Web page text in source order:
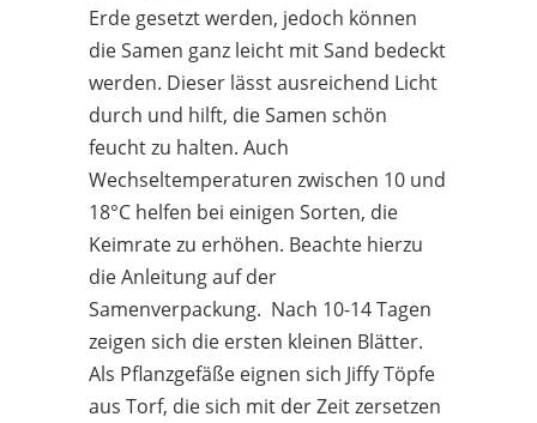
Erde gesetzt werden, jedoch können
die Samen ganz leicht mit Sand bedeckt
werden. Dieser lässt ausreichend Licht
durch und hilft, die Samen schön
feucht zu halten. Auch
Wechseltemperaturen zwischen 10 und
18°C helfen bei einigen Sorten, die
Keimrate zu erhöhen. Beachte hierzu
die Anleitung auf der
Samenverpackung. Nach 10-14 Tagen
zeigen sich die ersten kleinen Blätter.
Als Pflanzgefäße eignen sich Jiffy Töpfe
aus Torf, die sich mit der Zeit zersetzen